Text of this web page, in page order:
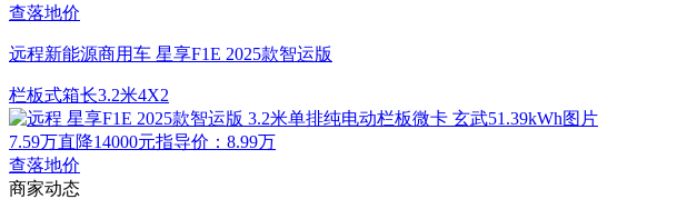
查落地价
远程新能源商用车 星享F1E 2025款智运版
栏板式箱长3.2米4X2
7.59万直降14000元指导价：8.99万
查落地价
商家动态